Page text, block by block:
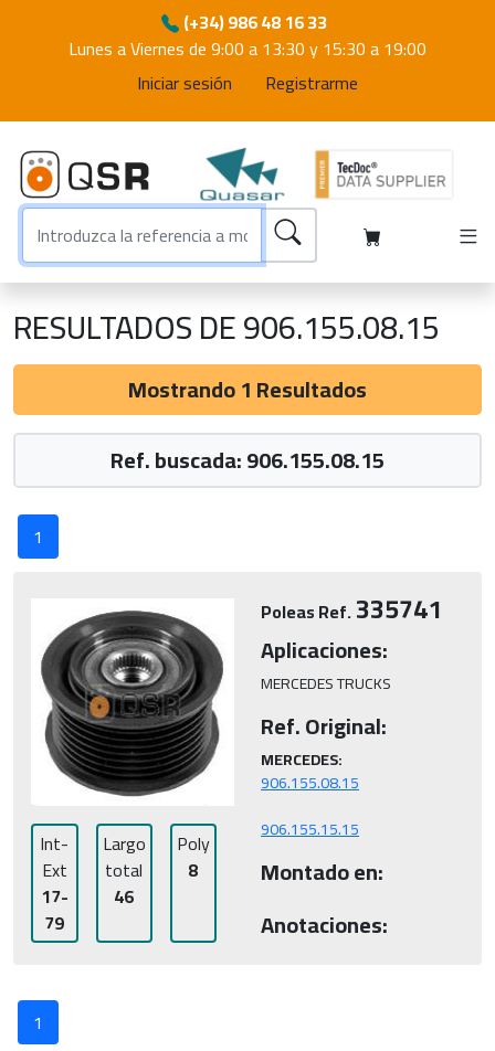
(+34) 986 48 16 33
Lunes a Viernes de 9:00 a 13:30 y 15:30 a 19:00
Iniciar sesión
Registrarme
RESULTADOS DE 906.155.08.15
Mostrando 1 Resultados
Ref. buscada: 906.155.08.15
1
Int-
Ext
17-
79
Largo
total
46
Poly
8
Poleas Ref.335741
Aplicaciones:
MERCEDES TRUCKS
Ref. Original:
MERCEDES:
906.155.15.15
Montado en:
Anotaciones:
1